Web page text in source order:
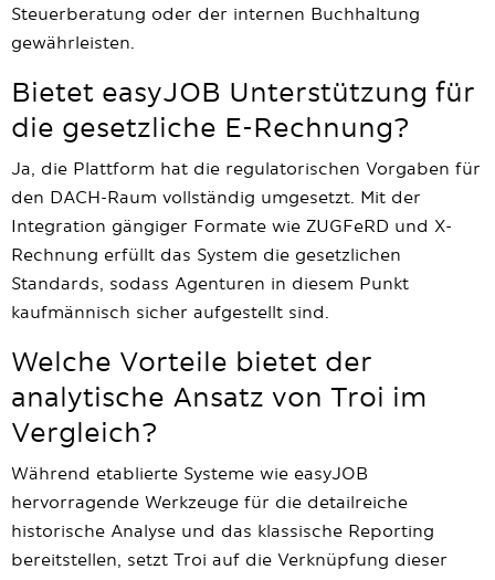
Steuerberatung oder der internen Buchhaltung
gewährleisten.
Bietet easyJOB Unterstützung für
die gesetzliche E-Rechnung?
Ja, die Plattform hat die regulatorischen Vorgaben für
den DACH-Raum vollständig umgesetzt. Mit der
Integration gängiger Formate wie ZUGFeRD und X-
Rechnung erfüllt das System die gesetzlichen
Standards, sodass Agenturen in diesem Punkt
kaufmännisch sicher aufgestellt sind.
Welche Vorteile bietet der
analytische Ansatz von Troi im
Vergleich?
Während etablierte Systeme wie easyJOB
hervorragende Werkzeuge für die detailreiche
historische Analyse und das klassische Reporting
bereitstellen, setzt Troi auf die Verknüpfung dieser